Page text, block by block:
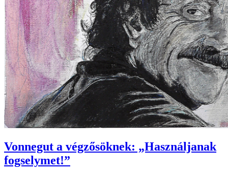
Vonnegut a végzősöknek: „Használjanak
fogselymet!”